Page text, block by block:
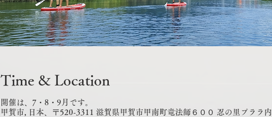
Time & Location
開催は、7・8・9月です。
甲賀市, 日本、〒520-3311 滋賀県甲賀市甲南町竜法師６００ 忍の里プララ内